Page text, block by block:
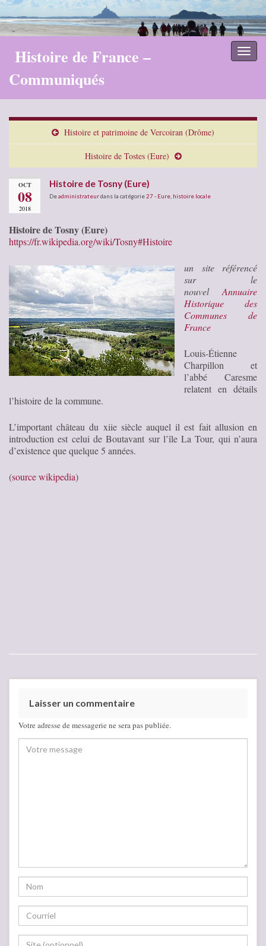
Histoire de France –
Communiqués
Histoire et patrimoine de Vercoiran (Drôme)
Histoire de Tostes (Eure)
OCT
08
2018
Histoire de Tosny (Eure)
Deadministrateurdans la catégorie27 - Eure histoire locale
Histoire de Tosny (Eure)
https://fr.wikipedia.org/wiki/Tosny#Histoire
un site référencé
sur le
nouvel Annuaire
Historique des
Communes de
France
Louis-Étienne
Charpillon et
l’abbé Caresme
relatent en détails
l’histoire de la commune.
L’important château du xiie siècle auquel il est fait allusion en
introduction est celui de Boutavant sur l’île La Tour, qui n’aura
d’existence que quelque 5 années.
(source wikipedia)
Laisser un commentaire
Votre adresse de messagerie ne sera pas publiée.